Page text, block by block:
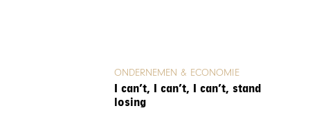
ONDERNEMEN & ECONOMIE
I can’t, I can’t, I can’t, stand
losing